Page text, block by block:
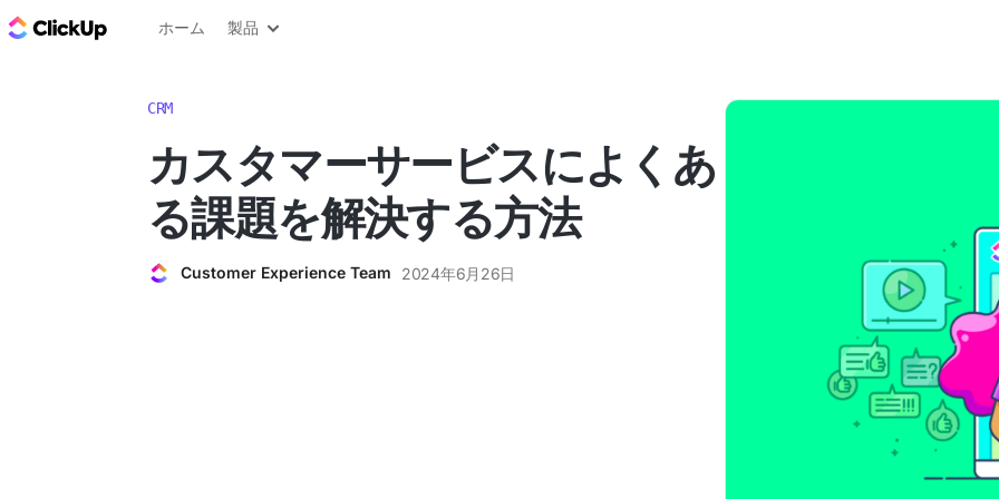
ClickUp ブログ
ホーム 製品
CRM
カスタマーサービスによくあ
る課題を解決する方法
Customer Experience Team 2024年6月26日